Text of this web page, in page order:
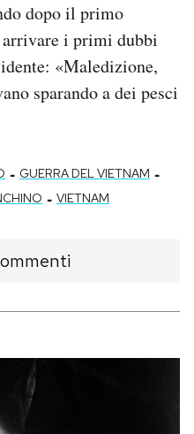
dopo il primo
i primi dubbi
«Maledizione,
sparando a dei pesci
- GUERRA DEL VIETNAM -
- VIETNAM